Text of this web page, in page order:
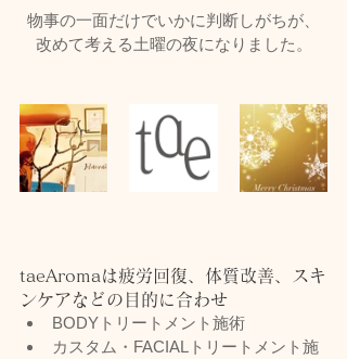
物事の一面だけでいかに判断しがちが、
改めて考える土曜の夜になりました。
taeAromaは疲労回復、体質改善、スキ
ンケアなどの目的に合わせ
BODYトリートメント施術
カスタム・FACIALトリートメント施